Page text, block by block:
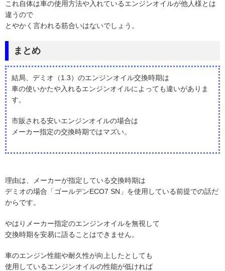
これ自体は車の使用方法や入れているエンジンオイルが他人様とは
違うので
とやかく言われる筋合いはないでしょう。
まとめ
結局、デミオ（1.3）のエンジンオイル交換時期は
車の使いかたや入れるエンジンオイルによっても違いがありま
す。
市販される安いエンジンオイルの場合は
メーカー指定の交換時期ではマズい。
理由は、メーカーが指定している交換時期は
デミオの場合「ゴールデンECO7 SN」を使用している前提での話だ
からです。
やはりメーカー指定のエンジンオイルを無視して
交換時期を安易に語ることはできません。
車のエンジン性能や耐久性が向上したとしても
使用しているエンジンオイルの性能が低ければ